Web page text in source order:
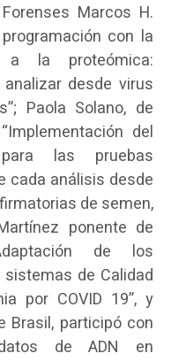
Marcos H.
con la
a la proteómica:
analizar desde virus
Paola Solano, de
del
las pruebas
cada análisis desde
de semen,
ponente de
de los
de Calidad
por COVID 19”, y
Brasil, participó con
de ADN en